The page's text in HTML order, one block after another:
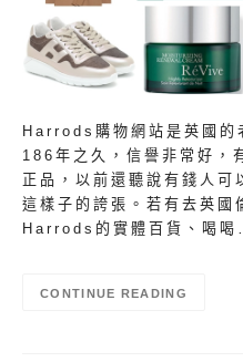
Harrods購物網站是英國的
186年之久，信譽非常好，
正品，以前還聽說有錢人
這樣子的誇張。若有去英國
Harrods的實體百貨、喝喝
CONTINUE READING